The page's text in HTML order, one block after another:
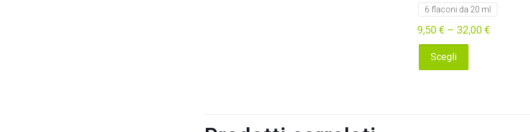
6 flaconi da 20 ml
9,50 € – 32,00 €
Scegli